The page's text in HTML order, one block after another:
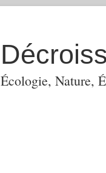
Écologie, Nature,